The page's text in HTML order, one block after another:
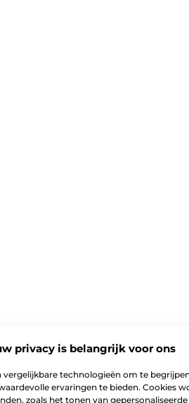
privacy is belangrijk voor ons
technologieën om te
ervaringen te bieden. Cookies
zoals het tonen van